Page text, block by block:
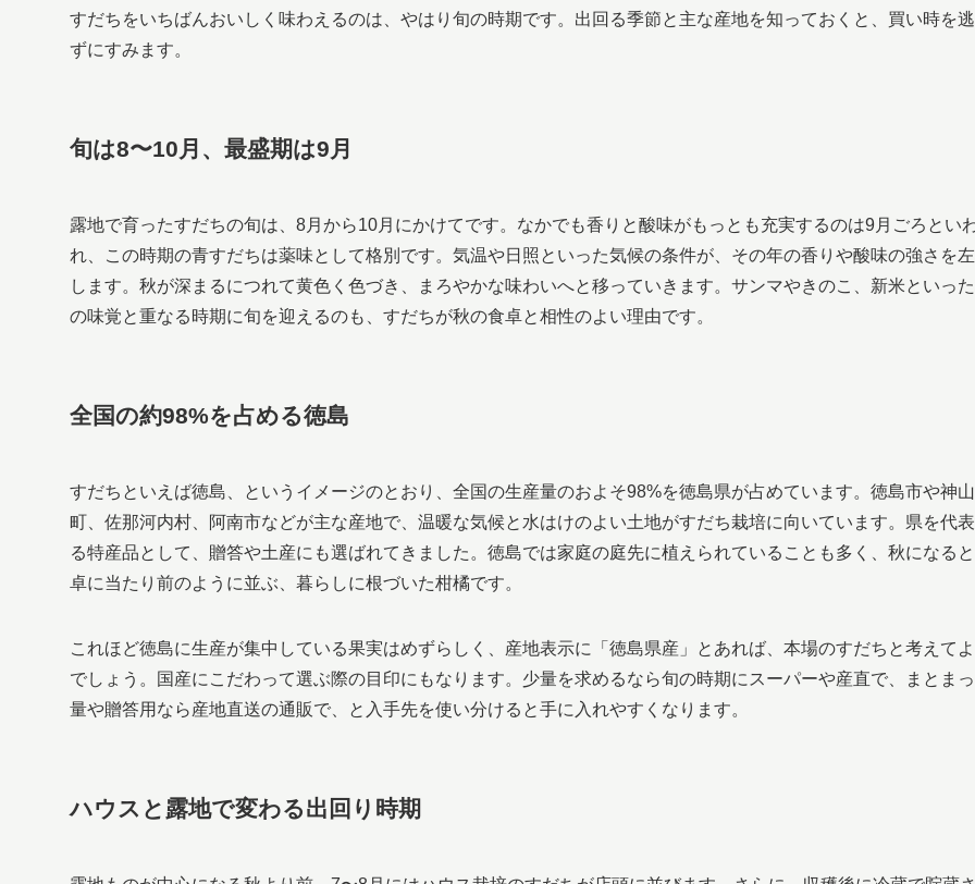
すだちをいちばんおいしく味わえるのは、やはり旬の時期です。出回る季節と主な産地を知っておくと、買い時を逃
ずにすみます。
旬は8〜10月、最盛期は9月
露地で育ったすだちの旬は、8月から10月にかけてです。なかでも香りと酸味がもっとも充実するのは9月ごろとい
れ、この時期の青すだちは薬味として格別です。気温や日照といった気候の条件が、その年の香りや酸味の強さを
します。秋が深まるにつれて黄色く色づき、まろやかな味わいへと移っていきます。サンマやきのこ、新米といっ
の味覚と重なる時期に旬を迎えるのも、すだちが秋の食卓と相性のよい理由です。
全国の約98%を占める徳島
すだちといえば徳島、というイメージのとおり、全国の生産量のおよそ98%を徳島県が占めています。徳島市や神山
町、佐那河内村、阿南市などが主な産地で、温暖な気候と水はけのよい土地がすだち栽培に向いています。県を代
る特産品として、贈答や土産にも選ばれてきました。徳島では家庭の庭先に植えられていることも多く、秋になる
卓に当たり前のように並ぶ、暮らしに根づいた柑橘です。
これほど徳島に生産が集中している果実はめずらしく、産地表示に「徳島県産」とあれば、本場のすだちと考えて
でしょう。国産にこだわって選ぶ際の目印にもなります。少量を求めるなら旬の時期にスーパーや産直で、まとま
量や贈答用なら産地直送の通販で、と入手先を使い分けると手に入れやすくなります。
ハウスと露地で変わる出回り時期